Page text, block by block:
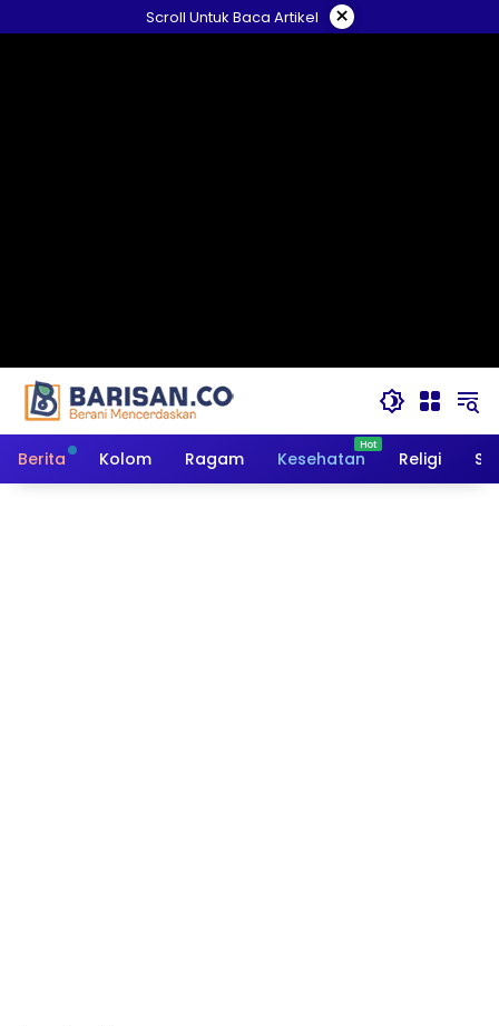
ke
Scroll Untuk Baca Artikel ×
Berita Kolom Ragam Kesehatan Religi